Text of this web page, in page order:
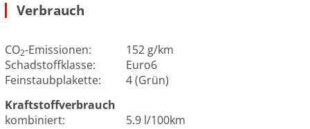
Verbrauch
CO2-Emissionen:
152 g/km
Schadstoffklasse:
Euro6
Feinstaubplakette:
4 (Grün)
Kraftstoffverbrauch
kombiniert:
5.9 l/100km